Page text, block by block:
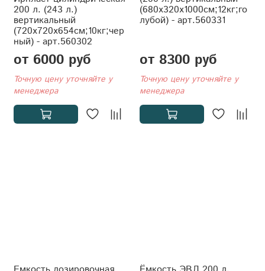
200 л. (243 л.)
вертикальный
(720x720x654см;10кг;чер
ный) - арт.560302
от 6000 руб
Точную цену уточняйте у
менеджера
(680x320x1000см;12кг;го
лубой) - арт.560331
от 8300 руб
Точную цену уточняйте у
менеджера